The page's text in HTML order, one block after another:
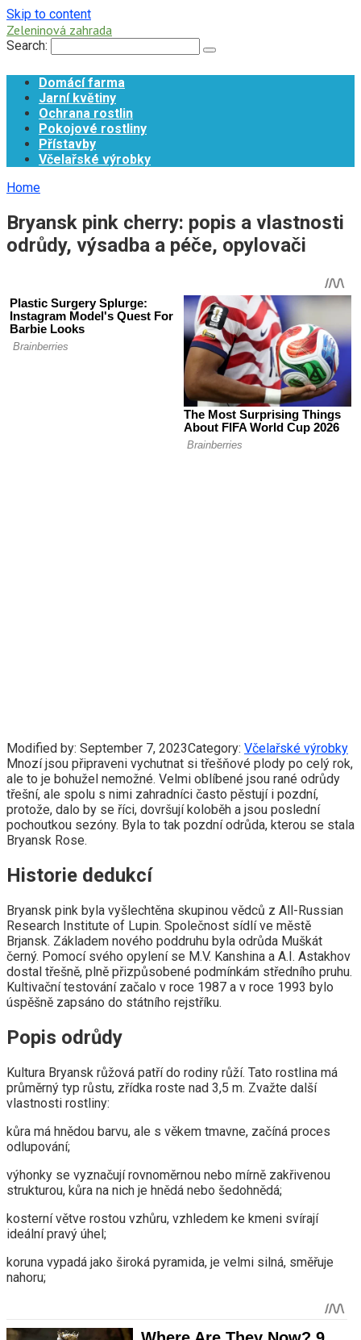
Skip to content
Zeleninová zahrada
Search:
Domácí farma
Jarní květiny
Ochrana rostlin
Pokojové rostliny
Přístavby
Včelařské výrobky
Home
Bryansk pink cherry: popis a vlastnosti
odrůdy, výsadba a péče, opylovači
Modified by: September 7, 2023Category: Včelařské výrobky
Mnozí jsou připraveni vychutnat si třešňové plody po celý rok,
ale to je bohužel nemožné. Velmi oblíbené jsou rané odrůdy
třešní, ale spolu s nimi zahradníci často pěstují i ​​pozdní,
protože, dalo by se říci, dovršují koloběh a jsou poslední
pochoutkou sezóny. Byla to tak pozdní odrůda, kterou se stala
Bryansk Rose.
Historie dedukcí
Bryansk pink byla vyšlechtěna skupinou vědců z All-Russian
Research Institute of Lupin. Společnost sídlí ve městě
Brjansk. Základem nového poddruhu byla odrůda Muškát
černý. Pomocí svého opylení se M.V. Kanshina a A.I. Astakhov
dostal třešně, plně přizpůsobené podmínkám středního pruhu.
Kultivační testování začalo v roce 1987 a v roce 1993 bylo
úspěšně zapsáno do státního rejstříku.
Popis odrůdy
Kultura Bryansk růžová patří do rodiny růží. Tato rostlina má
průměrný typ růstu, zřídka roste nad 3,5 m. Zvažte další
vlastnosti rostliny:
kůra má hnědou barvu, ale s věkem tmavne, začíná proces
odlupování;
výhonky se vyznačují rovnoměrnou nebo mírně zakřivenou
strukturou, kůra na nich je hnědá nebo šedohnědá;
kosterní větve rostou vzhůru, vzhledem ke kmeni svírají
ideální pravý úhel;
koruna vypadá jako široká pyramida, je velmi silná, směřuje
nahoru;